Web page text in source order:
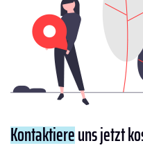
Kontaktiereuns jetzt